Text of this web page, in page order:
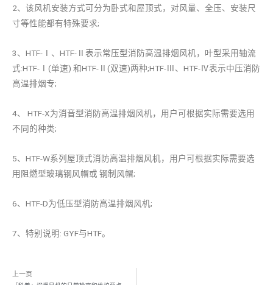
2、该风机安装方式可分为卧式和屋顶式，对风量、全压、安装尺
寸等性能都有特殊要求;
3、HTF-Ⅰ、HTF-Ⅱ表示常压型消防高温排烟风机，叶型采用轴流
式:HTF-Ⅰ(单速) 和HTF-Ⅱ(双速)两种;HTF-Ⅲ、HTF-Ⅳ表示中压消防
高温排烟专;
4、 HTF-X为消音型消防高温排烟风机，用户可根据实际需要选用
不同的种类;
5、HTF-W系列屋顶式消防高温排烟风机，用户可根据实际需要选
用阻燃型玻璃钢风帽或 钢制风帽;
6、HTF-D为低压型消防高温排烟风机;
7、特别说明: GYF与HTF。
上一页